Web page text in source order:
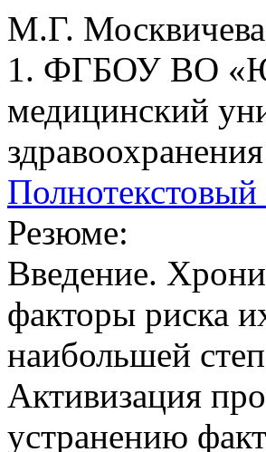
М.Г. Москвичева
1. ФГБОУ ВО
медицинский
Резюме:
Введение.
факторы риска
наибольшей
Активизация
устранению